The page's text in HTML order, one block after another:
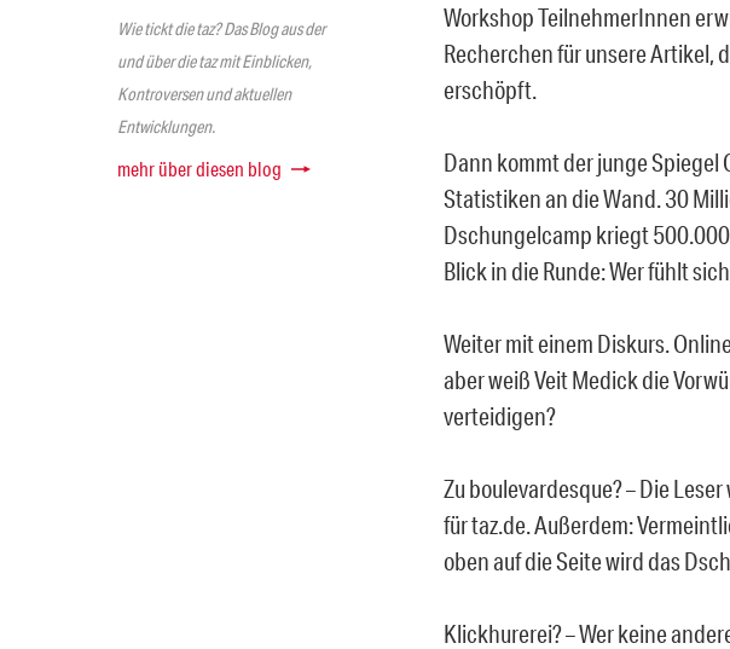
Wie tickt die taz? Das Blog aus der
und über die taz mit Einblicken,
Kontroversen und aktuellen
Entwicklungen.
mehr über diesen blog
Workshop TeilnehmerInnen
Recherchen für unsere Artikel,
erschöpft.
Dann kommt der junge
Statistiken an die Wand. 30
Dschungelcamp kriegt
Blick in die Runde: Wer fühlt
Weiter mit einem Diskurs.
aber weiß Veit Medick die
verteidigen?
Zu boulevardesque? – Die
für taz.de. Außerdem:
oben auf die Seite wird das
Klickhurerei? – Wer keine